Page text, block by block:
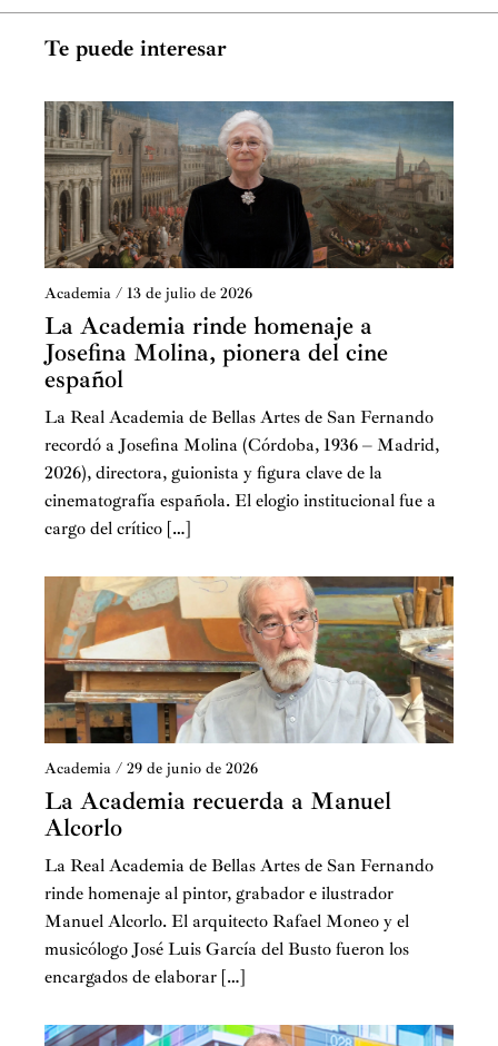
Te puede interesar
Academia / 13 de julio de 2026
La Academia rinde homenaje a
Josefina Molina, pionera del cine
español
La Real Academia de Bellas Artes de San Fernando
recordó a Josefina Molina (Córdoba, 1936 – Madrid,
2026), directora, guionista y figura clave de la
cinematografía española. El elogio institucional fue a
cargo del crítico […]
Academia / 29 de junio de 2026
La Academia recuerda a Manuel
Alcorlo
La Real Academia de Bellas Artes de San Fernando
rinde homenaje al pintor, grabador e ilustrador
Manuel Alcorlo. El arquitecto Rafael Moneo y el
musicólogo José Luis García del Busto fueron los
encargados de elaborar […]